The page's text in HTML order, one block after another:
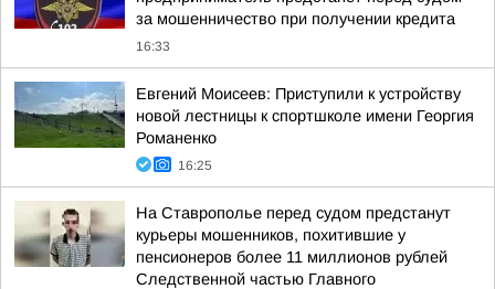
за мошенничество при получении кредита
16:33
Евгений Моисеев: Приступили к устройству
новой лестницы к спортшколе имени Георгия
Романенко
16:25
На Ставрополье перед судом предстанут
курьеры мошенников, похитившие у
пенсионеров более 11 миллионов рублей
Следственной частью Главного